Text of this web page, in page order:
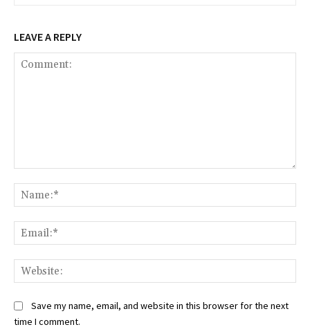
LEAVE A REPLY
Save my name, email, and website in this browser for the next
time I comment.